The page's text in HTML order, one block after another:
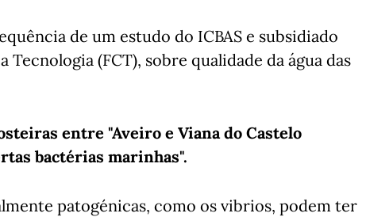
de um estudo do ICBAS e subsidiado
Tecnologia (FCT), sobre qualidade da água das
entre "Aveiro e Viana do Castelo
bactérias marinhas".
patogénicas, como os vibrios, podem ter